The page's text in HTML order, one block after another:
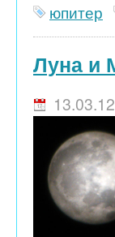
юпитер
Луна и